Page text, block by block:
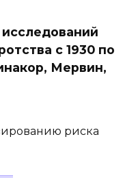
с 1930 по
Мервин,
риска